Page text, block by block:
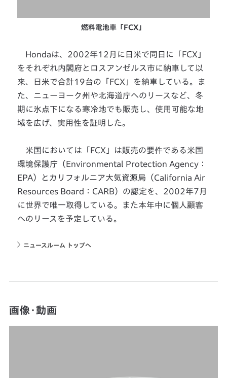
燃料電池車「FCX」
Hondaは、2002年12月に日米で同日に「FCX」
をそれぞれ内閣府とロスアンゼルス市に納車して以
来、日米で合計19台の「FCX」を納車している。ま
た、ニューヨーク州や北海道庁へのリースなど、冬
期に氷点下になる寒冷地でも販売し、使用可能な地
域を広げ、実用性を証明した。
米国においては「FCX」は販売の要件である米国
環境保護庁（Environmental Protection Agency：
EPA）とカリフォルニア大気資源局（California Air
Resources Board：CARB）の認定を、2002年7月
に世界で唯一取得している。また本年中に個人顧客
へのリースを予定している。
ニュースルーム トップへ
画像・動画